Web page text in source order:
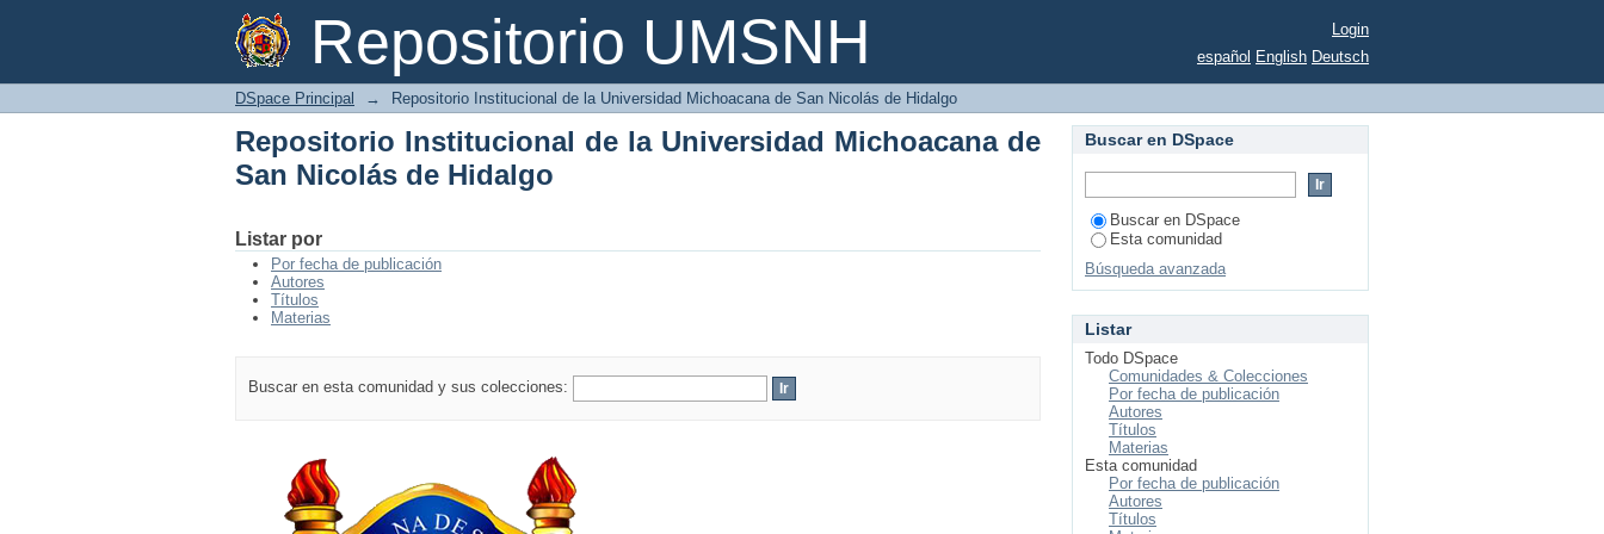
Repositorio UMSNH
Repositorio Institucional de la Universidad Michoacana de San Nicolás de Hidalgo
Login
español English Deutsch
DSpace Principal → Repositorio Institucional de la Universidad Michoacana de San Nicolás de Hidalgo
Repositorio Institucional de la Universidad Michoacana de
San Nicolás de Hidalgo
Listar por
Por fecha de publicación
Autores
Títulos
Materias
Buscar en esta comunidad y sus colecciones:
Buscar en DSpace
Buscar en DSpace
Esta comunidad
Búsqueda avanzada
Listar
Todo DSpace
Comunidades & Colecciones
Por fecha de publicación
Autores
Títulos
Materias
Esta comunidad
Por fecha de publicación
Autores
Títulos